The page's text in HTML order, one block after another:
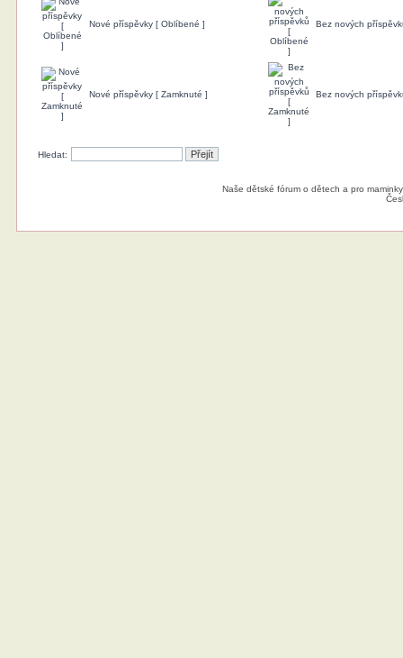
Nové příspěvky [ Oblíbené ] Bez nových
Nové příspěvky [ Zamknuté ] Bez nových
Hledat:
Naše dětské fórum o dětech a pro